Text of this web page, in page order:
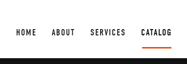
HOME ABOUT SERVICES CATALOG